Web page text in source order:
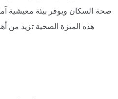
صحة السكان ويوفر بيئة معيشية
هذه الميزة الصحية تزيد من